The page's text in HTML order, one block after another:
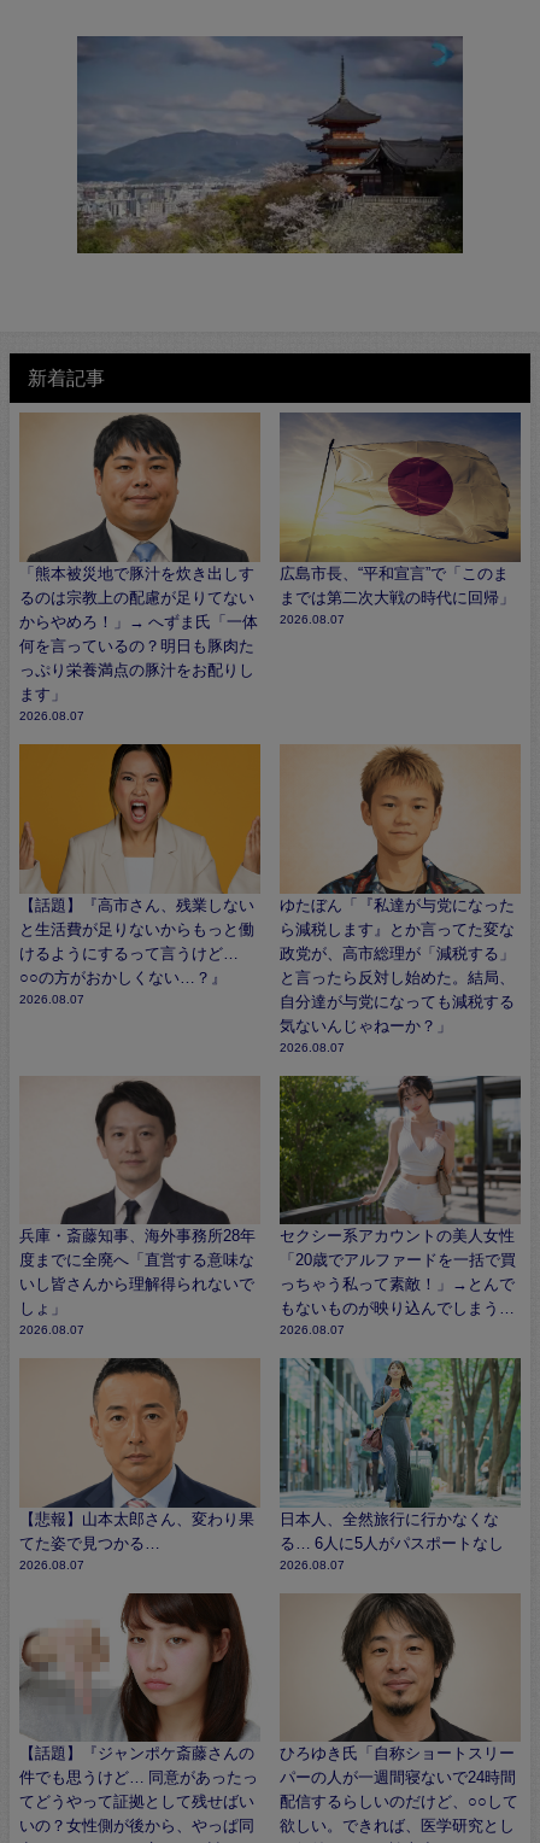
新着記事
「熊本被災地で豚汁を炊き出しす
るのは宗教上の配慮が足りてない
からやめろ！」→ へずま氏「一体
何を言っているの？明日も豚肉た
っぷり栄養満点の豚汁をお配りし
ます」
2026.08.07
広島市長、“平和宣言”で「このま
までは第二次大戦の時代に回帰」
2026.08.07
【話題】『高市さん、残業しない
と生活費が足りないからもっと働
けるようにするって言うけど…
○○の方がおかしくない…？』
2026.08.07
ゆたぼん「『私達が与党になった
ら減税します』とか言ってた変な
政党が、高市総理が「減税する」
と言ったら反対し始めた。結局、
自分達が与党になっても減税する
気ないんじゃねーか？」
2026.08.07
兵庫・斎藤知事、海外事務所28年
度までに全廃へ「直営する意味な
いし皆さんから理解得られないで
しょ」
2026.08.07
セクシー系アカウントの美人女性
「20歳でアルファードを一括で買
っちゃう私って素敵！」→とんで
もないものが映り込んでしまう…
2026.08.07
【悲報】山本太郎さん、変わり果
てた姿で見つかる…
2026.08.07
日本人、全然旅行に行かなくな
る… 6人に5人がパスポートなし
2026.08.07
【話題】『ジャンポケ斎藤さんの
件でも思うけど… 同意があったっ
てどうやって証拠として残せばい
いの？女性側が後から、やっぱ同
ひろゆき氏「自称ショートスリー
パーの人が一週間寝ないで24時間
配信するらしいのだけど、○○して
欲しい。できれば、医学研究とし